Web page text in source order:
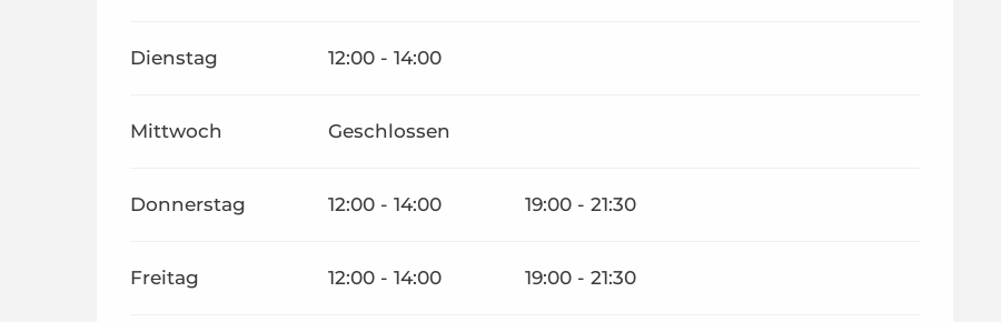
Dienstag 12:00 - 14:00
Mittwoch Geschlossen
Donnerstag 12:00 - 14:00 19:00 - 21:30
Freitag 12:00 - 14:00 19:00 - 21:30